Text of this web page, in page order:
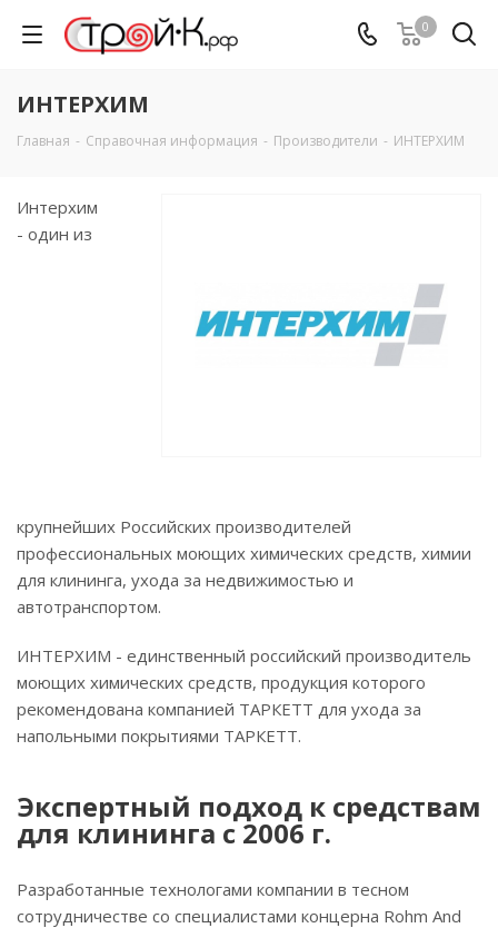
0
ИНТЕРХИМ
Главная - Справочная информация - Производители - ИНТЕРХИМ
Интерхим
- один из
крупнейших Российских производителей
профессиональных моющих химических средств, химии
для клининга, ухода за недвижимостью и
автотранспортом.
ИНТЕРХИМ - единственный российский производитель
моющих химических средств, продукция которого
рекомендована компанией ТАРКЕТТ для ухода за
напольными покрытиями ТАРКЕТТ.
Экспертный подход к средствам
для клининга с 2006 г.
Разработанные технологами компании в тесном
сотрудничестве со специалистами концерна Rohm And